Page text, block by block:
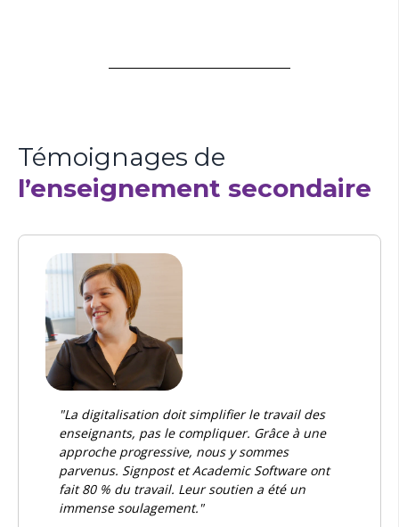
Témoignages de
l’enseignement secondaire
"La digitalisation doit simplifier le travail des
enseignants, pas le compliquer. Grâce à une
approche progressive, nous y sommes
parvenus. Signpost et Academic Software ont
fait 80 % du travail. Leur soutien a été un
immense soulagement."